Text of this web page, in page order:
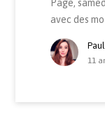
Page,
avec des
11